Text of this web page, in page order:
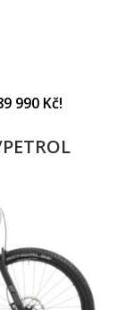
990 Kč!